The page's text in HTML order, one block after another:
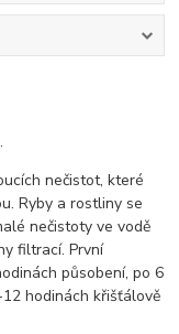
nečistot, které
Ryby a rostliny se
nečistoty ve vodě
filtrací. První
působení, po 6
hodinách křišťálově